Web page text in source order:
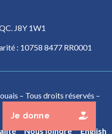
Je donne
J8Y 1W1
: 10758 8477 RR0001
– Tous droits réservés –
Nous joindre English